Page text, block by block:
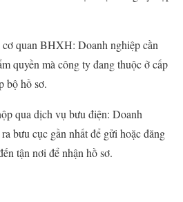
quan BHXH: Doanh nghiệp cần
quyền mà công ty đang thuộc ở cấp
bộ hồ sơ.
qua dịch vụ bưu điện: Doanh
bưu cục gần nhất để gửi hoặc đăng
tận nơi để nhận hồ sơ.